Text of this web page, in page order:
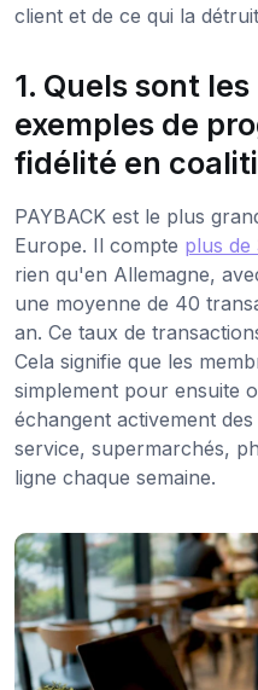
client et de ce qui la
1. Quels sont
exemples de
fidélité en
PAYBACK est le plus
Europe. Il compte plus de
rien qu'en Allemagne,
une moyenne de 40
an. Ce taux de
Cela signifie que les
simplement pour ensuite
échangent activement
service, supermarchés,
ligne chaque semaine.